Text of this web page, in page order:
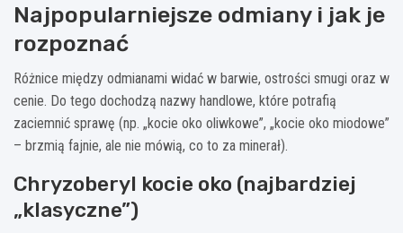
Najpopularniejsze odmiany i jak je
rozpoznać
Różnice między odmianami widać w barwie, ostrości smugi oraz w
cenie. Do tego dochodzą nazwy handlowe, które potrafią
zaciemnić sprawę (np. „kocie oko oliwkowe”, „kocie oko miodowe”
– brzmią fajnie, ale nie mówią, co to za minerał).
Chryzoberyl kocie oko (najbardziej
„klasyczne”)